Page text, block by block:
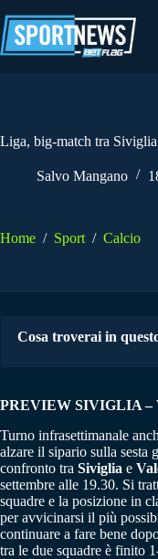
al
contenuto
Liga, big-match tra Siviglia
Salvo Mangano
Home / Sport / Calcio
Cosa troverai in
PREVIEW SIVIGLIA –
Turno infrasettimanale
alzare il sipario sulla sesta
confronto tra Siviglia e
settembre alle 19.30. Si
squadre e la posizione in
per avvicinarsi il più
continuare a fare bene
tra le due squadre è finito